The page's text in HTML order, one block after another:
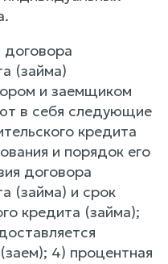
договора
(займа)
и заемщиком
в себя следующие
кредита
и порядок его
договора
(займа) и срок
кредита (займа);
4) процентная